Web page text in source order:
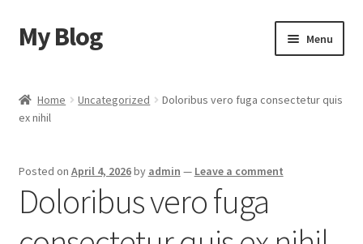
Skip
to
Skip
to
My Blog Menu
Cart
Checkout
My account
Home Uncategorized
Doloribus vero fuga consectetur quis
ex nihil
Posted on April 4, 2026by admin — Leave a comment
Doloribus vero fuga